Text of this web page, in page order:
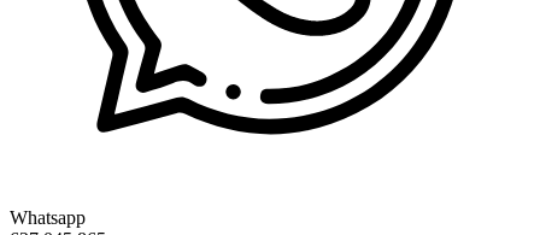
Whatsapp